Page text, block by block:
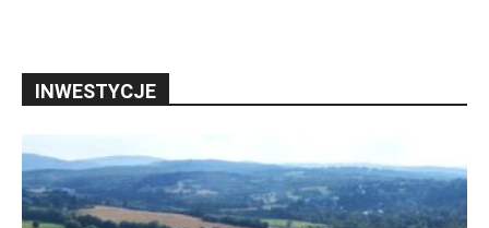
INWESTYCJE